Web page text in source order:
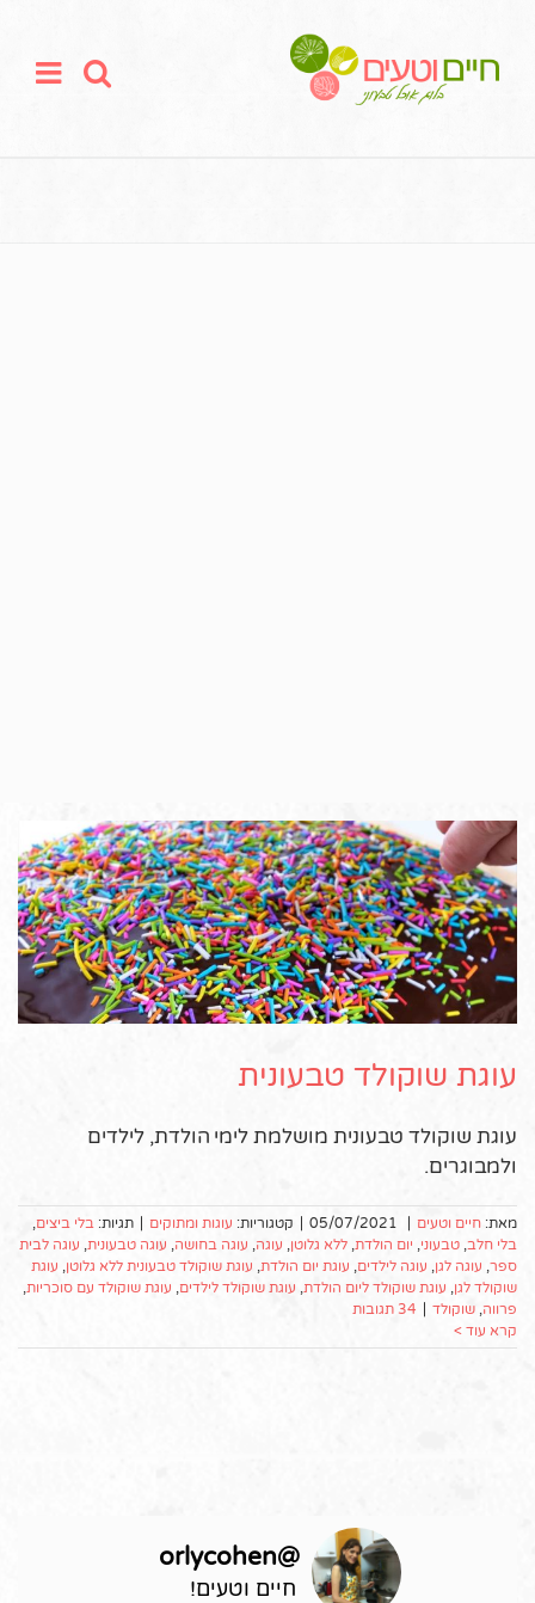
עוגת שוקולד טבעונית
עוגת שוקולד טבעונית מושלמת לימי הולדת, לילדים
ולמבוגרים.
מאת: חיים וטעים |
05/07/2021
| קטגוריות: עוגות ומתוקים | תגיות: בלי ביצים
בלי חלב טבעוני יום הולדת ללא גלוטן עוגה עוגה בחושה עוגה טבעונית עוגה לבית
ספר עוגה לגן עוגה לילדים עוגת יום הולדת עוגת שוקולד טבעונית ללא גלוטן עוגת
שוקולד לגן עוגת שוקולד ליום הולדת עוגת שוקולד לילדים עוגת שוקולד עם סוכריות
פרווה שוקולד | 34 תגובות
קרא עוד >
@
orlycohen
חיים וטעים!